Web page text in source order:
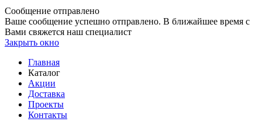
Сообщение отправлено
Ваше сообщение успешно отправлено. В ближайшее время с
Вами свяжется наш специалист
Закрыть окно
Главная
Каталог
Акции
Доставка
Проекты
Контакты